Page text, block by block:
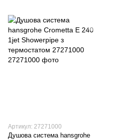
Артикул: 27271000
Душова система hansgrohe